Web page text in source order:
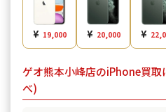
¥ 19,000 ¥ 20,000 ¥
ゲオ熊本小峰店のiPhone買
べ)